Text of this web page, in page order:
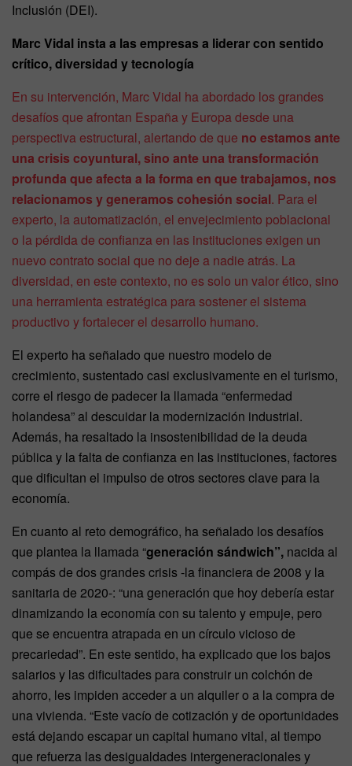
Inclusión (DEI).
Marc Vidal insta a las empresas a liderar con sentido
crítico, diversidad y tecnología
En su intervención, Marc Vidal ha abordado los grandes
desafíos que afrontan España y Europa desde una
perspectiva estructural, alertando de que no estamos ante
una crisis coyuntural, sino ante una transformación
profunda que afecta a la forma en que trabajamos, nos
relacionamos y generamos cohesión social. Para el
experto, la automatización, el envejecimiento poblacional
o la pérdida de confianza en las instituciones exigen un
nuevo contrato social que no deje a nadie atrás. La
diversidad, en este contexto, no es solo un valor ético, sino
una herramienta estratégica para sostener el sistema
productivo y fortalecer el desarrollo humano.
El experto ha señalado que nuestro modelo de
crecimiento, sustentado casi exclusivamente en el turismo,
corre el riesgo de padecer la llamada “enfermedad
holandesa” al descuidar la modernización industrial.
Además, ha resaltado la insostenibilidad de la deuda
pública y la falta de confianza en las instituciones, factores
que dificultan el impulso de otros sectores clave para la
economía.
En cuanto al reto demográfico, ha señalado los desafíos
que plantea la llamada “generación sándwich”, nacida al
compás de dos grandes crisis -la financiera de 2008 y la
sanitaria de 2020-: “una generación que hoy debería estar
dinamizando la economía con su talento y empuje, pero
que se encuentra atrapada en un círculo vicioso de
precariedad”. En este sentido, ha explicado que los bajos
salarios y las dificultades para construir un colchón de
ahorro, les impiden acceder a un alquiler o a la compra de
una vivienda. “Este vacío de cotización y de oportunidades
está dejando escapar un capital humano vital, al tiempo
que refuerza las desigualdades intergeneracionales y